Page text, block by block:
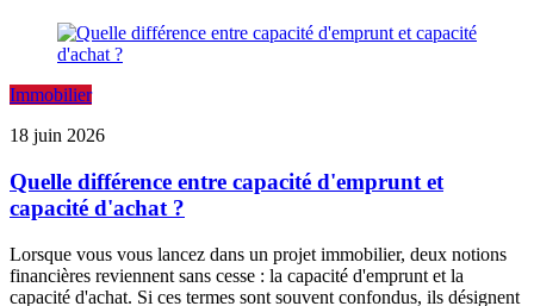
Immobilier
18 juin 2026
Quelle différence entre capacité d'emprunt et
capacité d'achat ?
Lorsque vous vous lancez dans un projet immobilier, deux notions
financières reviennent sans cesse : la capacité d'emprunt et la
capacité d'achat. Si ces termes sont souvent confondus, ils désignent